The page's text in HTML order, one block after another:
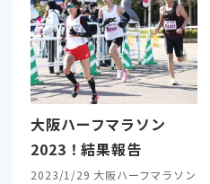
大阪ハーフマラソン
2023！結果報告
2023/1/29 大阪ハーフマラソン